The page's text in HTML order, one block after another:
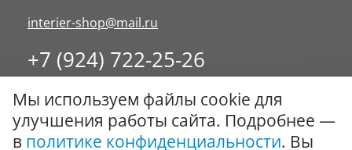
interier-shop@mail.ru
+7 (924) 722-25-26
8 (4234) 32-17-89
Заказать обратный звонок
Мы используем файлы cookie для
улучшения работы сайта. Подробнее —
в политике конфиденциальности. Вы